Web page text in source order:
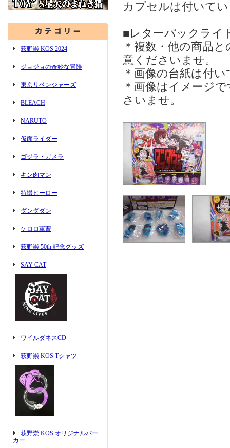
萩野崇 KOS 2024
ジョジョの奇妙な冒険
東京リベンジャーズ
BLEACH
NARUTO
仮面ライダー
ゴジラ・ガメラ
キン肉マン
特撮ヒーロー
ダンダダン
ケロロ軍曹
萩野崇 50th 記念グッズ
SAY CAT
ワイルダネスCD
萩野崇 KOS Tシャツ
萩野崇 KOS オリジナルパー
カー
カプセルは付いて
■レターパックライ
＊複数・他の商品
意くださいませ。
＊画像の台紙は付
＊画像はイメージ
さいませ。